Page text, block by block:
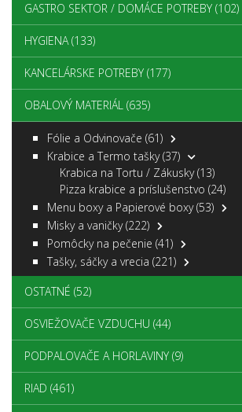
GASTRO SEKTOR / DOMÁCE POTREBY (102)
HYGIENA(133)
KANCELÁRSKE POTREBY (177)
OBALOVÝ MATERIÁL (635)
Fólie a Odvinovače (61)
Krabice a Termo tašky(37)
Krabica na Tortu / Zákusky(13)
Pizza krabice a príslušenstvo (24)
Menu boxy a Papierové boxy(53)
Misky a vaničky(222)
Pomôcky na pečenie (41)
Tašky, sáčky a vrecia (221)
OSTATNÉ (52)
OSVIEŽOVAČE VZDUCHU (44)
PODPALOVAČE A HORLAVINY (9)
RIAD (461)